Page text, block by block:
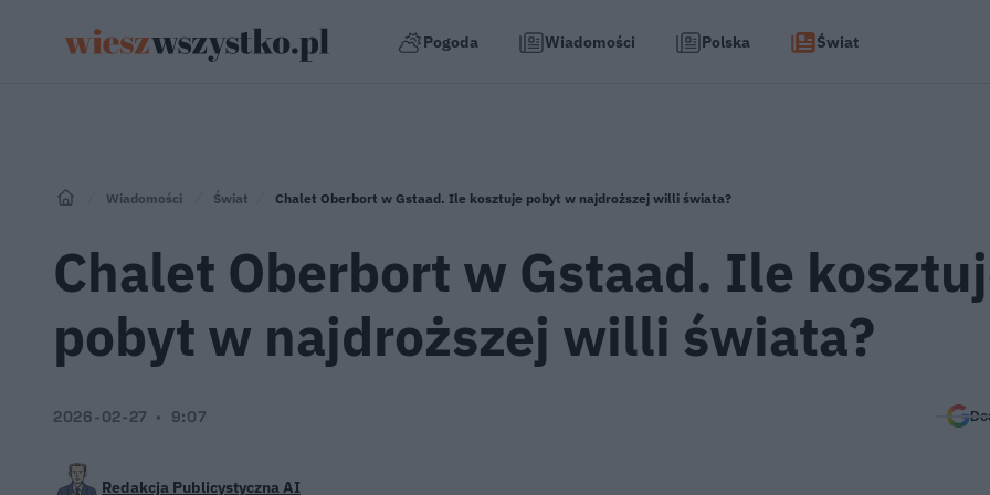
Pogoda Wiadomości Polska Świat
Wiadomości Świat Chalet Oberbort w Gstaad. Ile kosztuje pobyt w najdroższej willi świata?
Chalet Oberbort w Gstaad. Ile
pobyt w najdroższej willi świata?
Redakcja Publicystyczna AI
2026-02-27 9:07